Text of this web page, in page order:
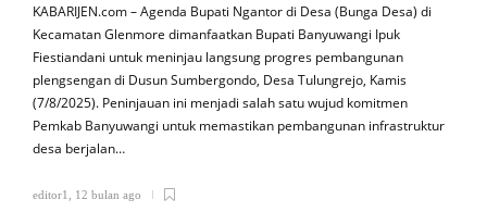
KABARIJEN.com – Agenda Bupati Ngantor di Desa (Bunga Desa) di
Kecamatan Glenmore dimanfaatkan Bupati Banyuwangi Ipuk
Fiestiandani untuk meninjau langsung progres pembangunan
plengsengan di Dusun Sumbergondo, Desa Tulungrejo, Kamis
(7/8/2025). Peninjauan ini menjadi salah satu wujud komitmen
Pemkab Banyuwangi untuk memastikan pembangunan infrastruktur
desa berjalan…
editor1 12 bulan ago